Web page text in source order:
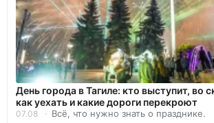
День города в Тагиле: кто выступит, во
как уехать и какие дороги перекроют
07.08 Всё, что нужно знать о празднике.